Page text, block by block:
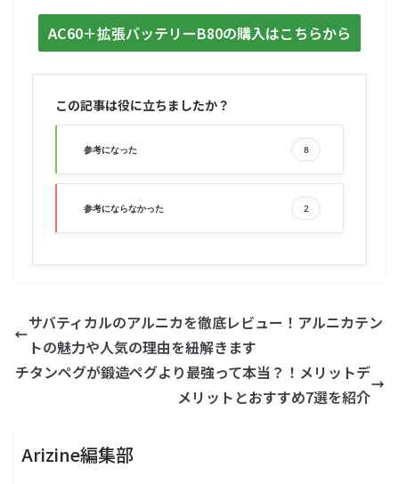
AC60＋拡張バッテリーB80の購入はこちらから
この記事は役に立ちましたか？
参考になった 8
参考にならなかった 2
サバティカルのアルニカを徹底レビュー！アルニカテン
トの魅力や人気の理由を紐解きます
チタンペグが鍛造ペグより最強って本当？！メリットデ
メリットとおすすめ7選を紹介
Arizine編集部